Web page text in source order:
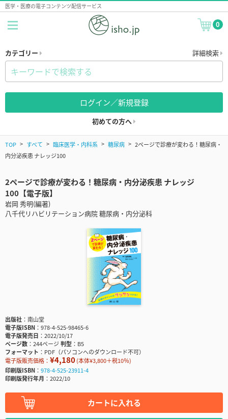
医学・医療の電子コンテンツ配信サービス
0
カテゴリー 詳細検索
ログイン／新規登録
初めての方へ
TOP すべて 臨床医学・内科系 糖尿病
2ページで診療が変わる！糖尿病・
内分泌疾患 ナレッジ100
2ページで診療が変わる！糖尿病・内分泌疾患 ナレッジ
100【電子版】
岩岡 秀明(編著)
八千代リハビリテーション病院 糖尿病・内分泌科
出版社
南山堂
電子版ISBN
978-4-525-98465-6
電子版発売日
2022/10/17
ページ数
244ページ判型
B5
フォーマット
PDF（パソコンへのダウンロード不可）
電子版販売価格： ¥4,180(本体¥3,800＋税10％)
印刷版ISBN
978-4-525-23911-4
印刷版発行年月
2022/10
カートに入れる